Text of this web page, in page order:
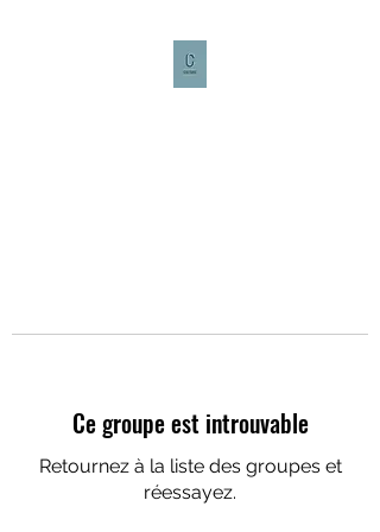
Ce groupe est introuvable
Retournez à la liste des groupes et
réessayez.